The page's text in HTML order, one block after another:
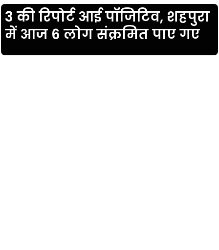
3 की रिपोर्ट आई पॉजिटिव, शहपुरा
में आज 6 लोग संक्रमित पाए गए